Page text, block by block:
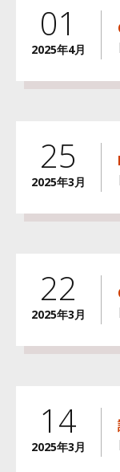
01
2025年4月
25
2025年3月
22
2025年3月
14
2025年3月